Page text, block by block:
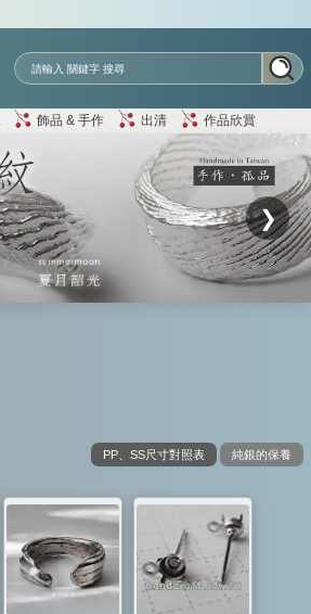
飾品 & 手作 出清 作品欣賞
❯
PP、SS尺寸對照表 純銀的保養